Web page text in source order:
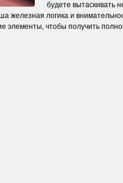
Грабитель Боб 2
будете вытаскивать
железная логика и
элементы, чтобы получить